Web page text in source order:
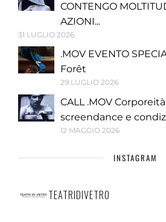
CONTENGO
AZIONI...
31 LUGLIO 2026
.MOV EVENTO
Forêt
29 LUGLIO 2026
CALL .MOV
screendance e
12 MAGGIO 2026
INSTAGRAM
TEATRIDIVETRO